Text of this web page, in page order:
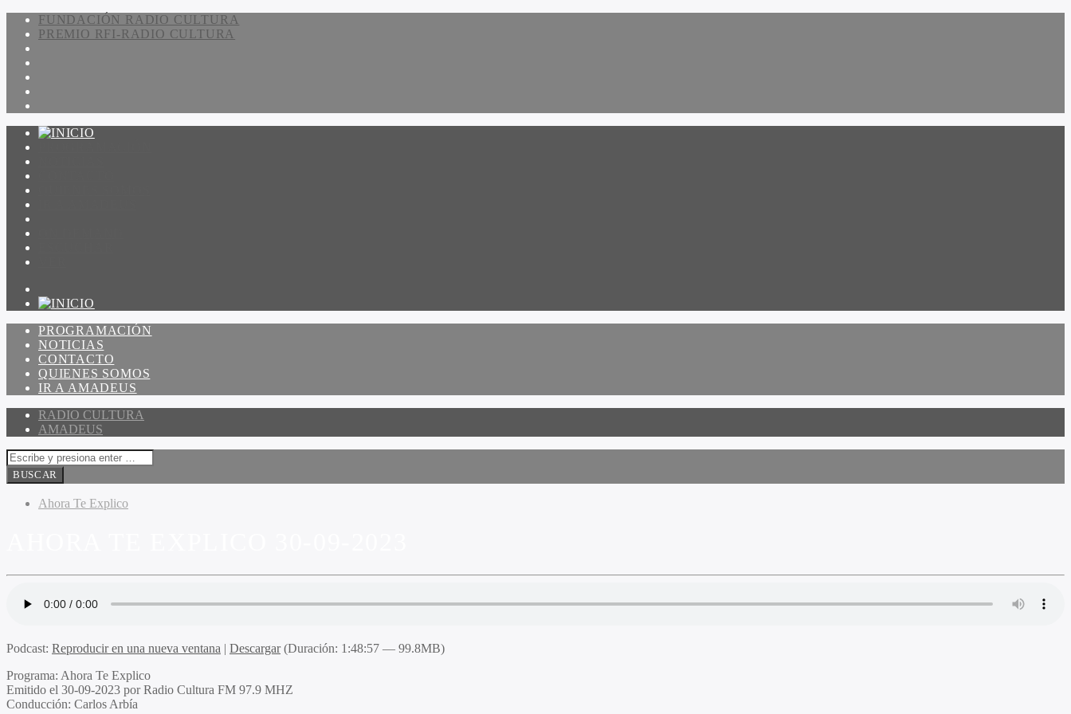
FUNDACIÓN RADIO CULTURA
PREMIO RFI-RADIO CULTURA
PROGRAMACIÓN
NOTICIAS
CONTACTO
QUIENES SOMOS
IR A AMADEUS
RADIO CULTURA
AMADEUS
Ahora Te Explico
Podcast: Reproducir en una nueva ventana | Descargar(Duración: 1:48:57 — 99.8MB)
Programa: Ahora Te Explico
Emitido el 30-09-2023 por Radio Cultura FM 97.9 MHZ
Conducción: Carlos Arbía